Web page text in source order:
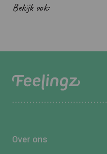
Bekijk ook:
Over ons